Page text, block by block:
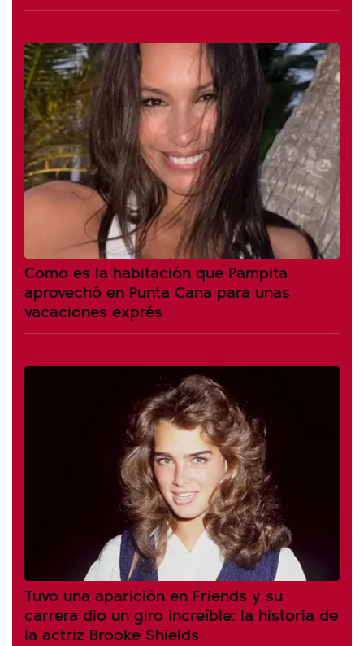
Como es la habitación que Pampita
aprovechó en Punta Cana para unas
vacaciones exprés
Tuvo una aparición en Friends y su
carrera dio un giro increíble: la historia de
la actriz Brooke Shields